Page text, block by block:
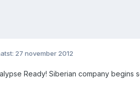
27 november 2012
Ready! Siberian company begins